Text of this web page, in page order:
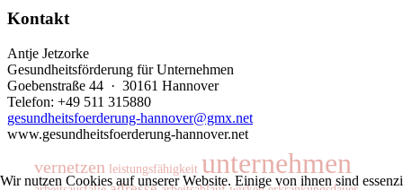
Kontakt
Antje Jetzorke
Gesundheitsförderung für Unternehmen
Goebenstraße 44 · 30161 Hannover
Telefon: +49 511 315880
gesundheitsfoerderung-hannover@gmx.net
www.gesundheitsfoerderung-hannover.net
vernetzen leistungsfähigkeit unternehmen
Wir nutzen Cookies auf unserer Website. Einige von ihnen sind